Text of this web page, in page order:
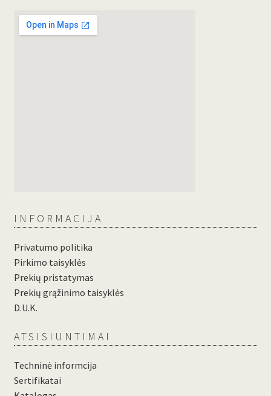
INFORMACIJA
Privatumo politika
Pirkimo taisyklės
Prekių pristatymas
Prekių grąžinimo taisyklės
D.U.K.
ATSISIUNTIMAI
Techninė informcija
Sertifikatai